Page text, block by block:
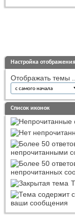
Настройка
Отображать темы
Список иконок
непрочитанными
непрочитанных
ваши сообщения